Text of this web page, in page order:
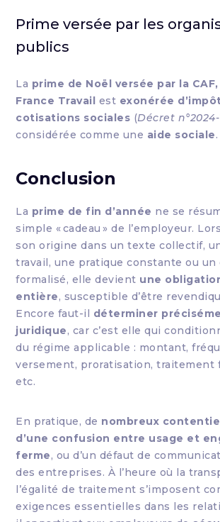
Prime versée par les
publics
La prime de Noël versée par la CAF,
France Travail est exonérée
cotisations sociales (Décret n°2024-
considérée comme une aide sociale.
Conclusion
La prime de fin d’année ne se
simple « cadeau » de l’employeur.
son origine dans un texte collectif,
travail, une pratique constante ou un
formalisé, elle devient une
entière, susceptible d’être
Encore faut-il déterminer
juridique, car c’est elle qui
du régime applicable : montant,
versement, proratisation, traitement
etc.
En pratique, de nombreux
d’une confusion entre usage et
ferme, ou d’un défaut de
des entreprises. À l’heure où la
l’égalité de traitement s’imposent
exigences essentielles dans les